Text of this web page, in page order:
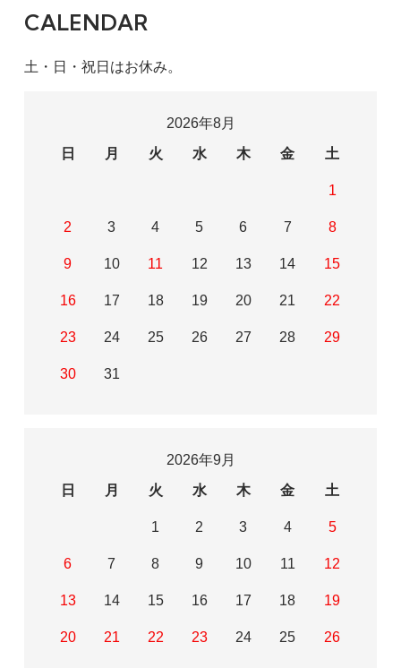
CALENDAR
土・日・祝日はお休み。
2026年8月
日
月 火 水 木 金 土
1
2 3 4 5 6 7 8
9 10 11 12 13 14 15
16 17 18 19 20 21 22
23 24 25 26 27 28 29
30 31
2026年9月
日
月 火 水 木 金 土
1 2 3 4 5
6 7 8 9 10 11 12
13 14 15 16 17 18 19
20 21 22 23 24 25 26